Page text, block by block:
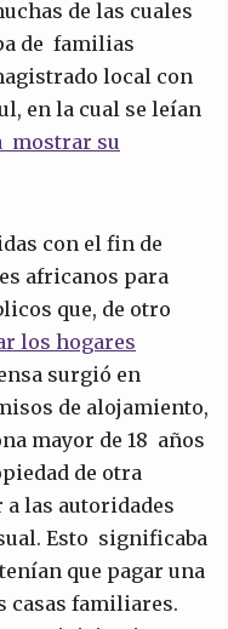
de las cuales
de familias
local con
en la cual se leían
mostrar su
con el fin de
africanos para
que, de otro
los hogares
surgió en
de alojamiento,
mayor de 18 años
de otra
las autoridades
Esto significaba
que pagar una
casas familiares.